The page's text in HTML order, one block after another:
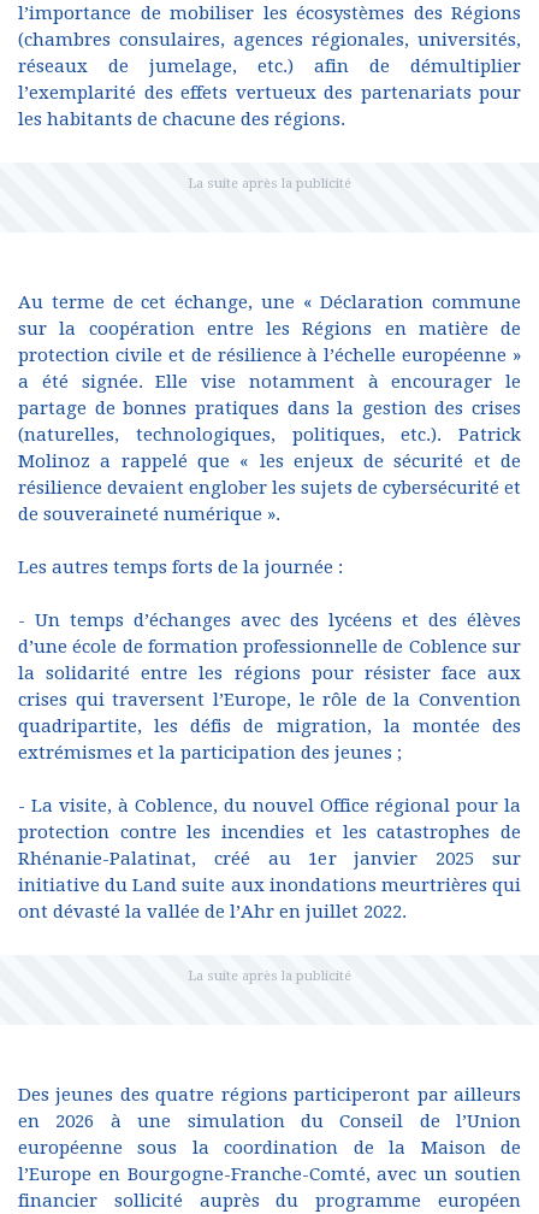
l’importance de mobiliser les écosystèmes des Régions
(chambres consulaires, agences régionales, universités,
réseaux de jumelage, etc.) afin de démultiplier
l’exemplarité des effets vertueux des partenariats pour
les habitants de chacune des régions.
Au terme de cet échange, une « Déclaration commune
sur la coopération entre les Régions en matière de
protection civile et de résilience à l’échelle européenne »
a été signée. Elle vise notamment à encourager le
partage de bonnes pratiques dans la gestion des crises
(naturelles, technologiques, politiques, etc.). Patrick
Molinoz a rappelé que « les enjeux de sécurité et de
résilience devaient englober les sujets de cybersécurité et
de souveraineté numérique ».
Les autres temps forts de la journée :
- Un temps d’échanges avec des lycéens et des élèves
d’une école de formation professionnelle de Coblence sur
la solidarité entre les régions pour résister face aux
crises qui traversent l’Europe, le rôle de la Convention
quadripartite, les défis de migration, la montée des
extrémismes et la participation des jeunes ;
- La visite, à Coblence, du nouvel Office régional pour la
protection contre les incendies et les catastrophes de
Rhénanie-Palatinat, créé au 1er janvier 2025 sur
initiative du Land suite aux inondations meurtrières qui
ont dévasté la vallée de l’Ahr en juillet 2022.
Des jeunes des quatre régions participeront par ailleurs
en 2026 à une simulation du Conseil de l’Union
européenne sous la coordination de la Maison de
l’Europe en Bourgogne-Franche-Comté, avec un soutien
financier sollicité auprès du programme européen